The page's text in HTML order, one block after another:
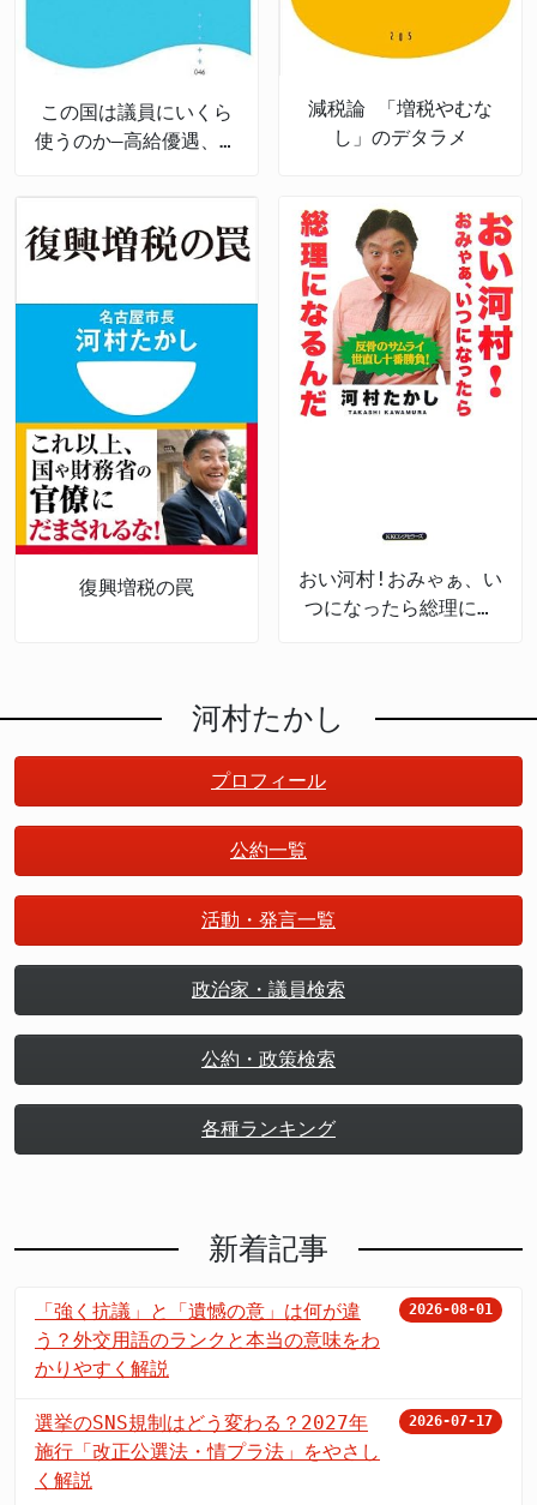
この国は議員にいくら
使うのか―高給優遇、特
勤」の不思議
減税論 「増税やむな
し」のデタラメ
復興増税の罠
おい河村!おみゃぁ、い
つになったら総理にな
河村たかし
プロフィール
公約一覧
活動・発言一覧
政治家・議員検索
公約・政策検索
各種ランキング
新着記事
「強く抗議」と「遺憾の意」は何が違
う？外交用語のランクと本当の意味をわ
かりやすく解説
2026-08-01
選挙のSNS規制はどう変わる？2027年
施行「改正公選法・情プラ法」をやさし
く解説
2026-07-17